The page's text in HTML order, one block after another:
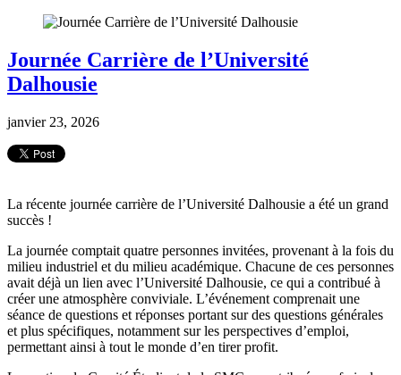
Journée Carrière de l’Université
Dalhousie
janvier 23, 2026
La récente journée carrière de l’Université Dalhousie a été un grand
succès !
La journée comptait quatre personnes invitées, provenant à la fois du
milieu industriel et du milieu académique. Chacune de ces personnes
avait déjà un lien avec l’Université Dalhousie, ce qui a contribué à
créer une atmosphère conviviale. L’événement comprenait une
séance de questions et réponses portant sur des questions générales
et plus spécifiques, notamment sur les perspectives d’emploi,
permettant ainsi à tout le monde d’en tirer profit.